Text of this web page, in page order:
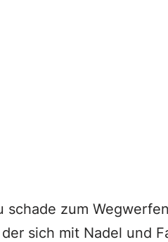
zum
sich mit Nadel und